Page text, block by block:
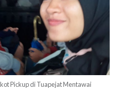
Pickup di Tuapejat Mentawai